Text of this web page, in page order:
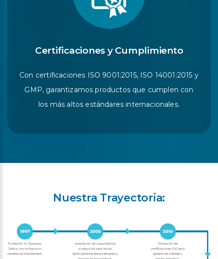
Certificaciones y Cumplimiento
Con certificaciones ISO 9001:2015, ISO 14001:2015 y
GMP, garantizamos productos que cumplen con
los más altos estándares internacionales.
Nuestra Trayectoria: